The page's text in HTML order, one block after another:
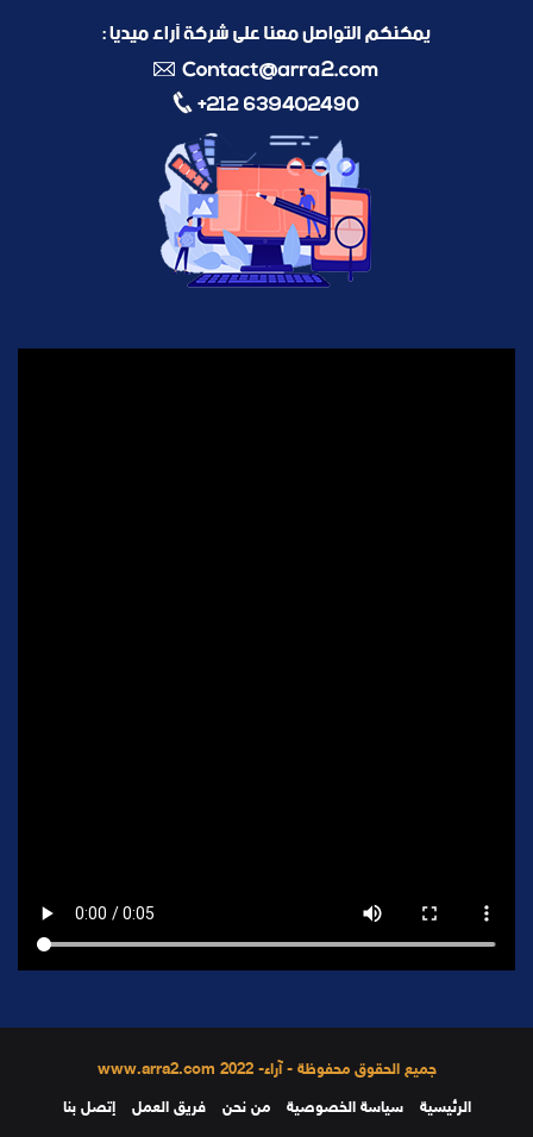
جميع الحقوق محفوظة - آراء- 2022 www.arra2.com
الرئيسية
سياسة الخصوصية من نحن فريق العمل إتصل بنا